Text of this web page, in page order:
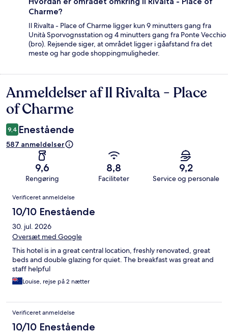
Charme?
Il Rivalta - Place of Charme ligger kun 9 minutters gang fra
Unità Sporvognsstation og 4 minutters gang fra Ponte Vecchio
(bro). Rejsende siger, at området ligger i gåafstand fra det
meste og har gode shoppingmuligheder.
Anmeldelser
Anmeldelser af Il Rivalta - Place
of Charme
9,4 Enestående
587 anmeldelser
9,6
Rengøring
8,8
Faciliteter
9,2
Service og personale
Anmeldelser
Verificeret anmeldelse
10/10 Enestående
30. jul. 2026
Oversæt med Google
This hotel is in a great central location, freshly renovated, great
beds and double glazing for quiet. The breakfast was great and
staff helpful
Louise, rejse på 2 nætter
Verificeret anmeldelse
10/10 Enestående